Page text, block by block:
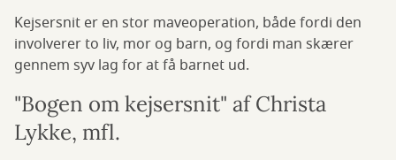
Kejsersnit er en stor maveoperation, både fordi den
involverer to liv, mor og barn, og fordi man skærer
gennem syv lag for at få barnet ud.
"Bogen om kejsersnit" af Christa
Lykke, mfl.